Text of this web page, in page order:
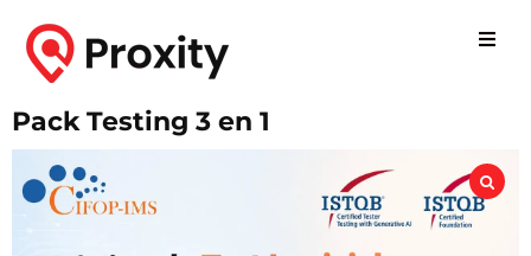
Pack Testing 3 en 1